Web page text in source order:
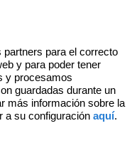
para el correcto
y para poder tener
y procesamos
guardadas durante un
más información sobre la
a su configuración aquí.